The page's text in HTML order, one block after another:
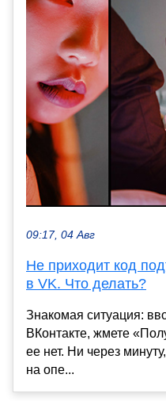
09:17, 04 Авг
Не приходит код
в VK. Что делать?
Знакомая ситуация:
ВКонтакте, жмете
ее нет. Ни через
на опе...